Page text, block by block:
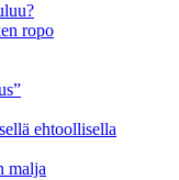
ropo
ehtoollisella
malja